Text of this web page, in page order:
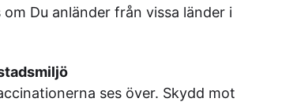
Du anländer från vissa länder i
ses över. Skydd mot